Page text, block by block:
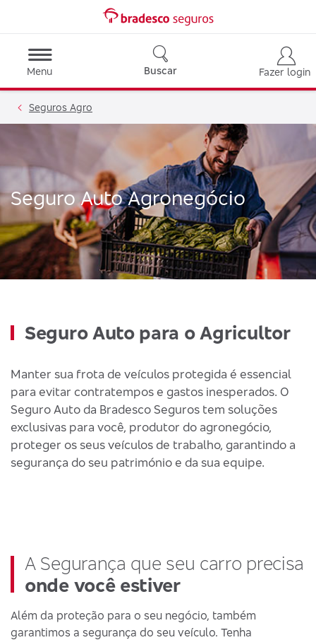
Menu Buscar Fazer login
Seguros Agro
Seguro Auto Agronegócio
Seguro Auto para o Agricultor
Manter sua frota de veículos protegida é essencial
para evitar contratempos e gastos inesperados. O
Seguro Auto da Bradesco Seguros tem soluções
exclusivas para você, produtor do agronegócio,
proteger os seus veículos de trabalho, garantindo a
segurança do seu património e da sua equipe.
A Segurança que seu carro precisa
onde você estiver
Além da proteção para o seu negócio, também
garantimos a segurança do seu veículo. Tenha